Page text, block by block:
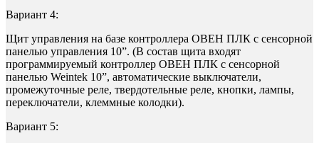
Вариант 4:
Щит управления на базе контроллера ОВЕН ПЛК с сенсорной
панелью управления 10”. (В состав щита входят
программируемый контроллер ОВЕН ПЛК с сенсорной
панелью Weintek 10”, автоматические выключатели,
промежуточные реле, твердотельные реле, кнопки, лампы,
переключатели, клеммные колодки).
Вариант 5: